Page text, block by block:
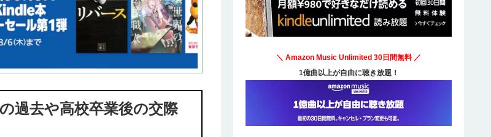
過去や高校卒業後の交際
＼ Amazon Music Unlimited 30日間無料 ／
1億曲以上が自由に聴き放題！